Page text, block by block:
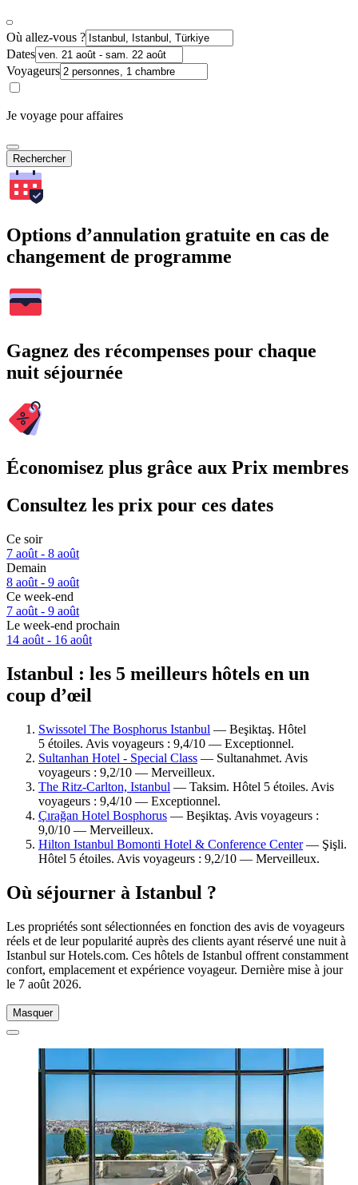
Où allez-vous ?
Dates
Voyageurs
Je voyage pour affaires
Rechercher
Options d’annulation gratuite en cas de
changement de programme
Gagnez des récompenses pour chaque
nuit séjournée
Économisez plus grâce aux Prix membres
Consultez les prix pour ces dates
Ce soir
7 août - 8 août
Demain
8 août - 9 août
Ce week-end
7 août - 9 août
Le week-end prochain
14 août - 16 août
Istanbul : les 5 meilleurs hôtels en un
coup d’œil
Swissotel The Bosphorus Istanbul — Beşiktaş. Hôtel
5 étoiles. Avis voyageurs : 9,4/10 — Exceptionnel.
Sultanhan Hotel - Special Class — Sultanahmet. Avis
voyageurs : 9,2/10 — Merveilleux.
The Ritz-Carlton, Istanbul — Taksim. Hôtel 5 étoiles. Avis
voyageurs : 9,4/10 — Exceptionnel.
Çırağan Hotel Bosphorus — Beşiktaş. Avis voyageurs :
9,0/10 — Merveilleux.
Hilton Istanbul Bomonti Hotel & Conference Center— Şişli.
Hôtel 5 étoiles. Avis voyageurs : 9,2/10 — Merveilleux.
Où séjourner à Istanbul ?
Les propriétés sont sélectionnées en fonction des avis de voyageurs
réels et de leur popularité auprès des clients ayant réservé une nuit à
Istanbul sur Hotels.com. Ces hôtels de Istanbul offrent constamment
confort, emplacement et expérience voyageur. Dernière mise à jour
le 7 août 2026.
Masquer